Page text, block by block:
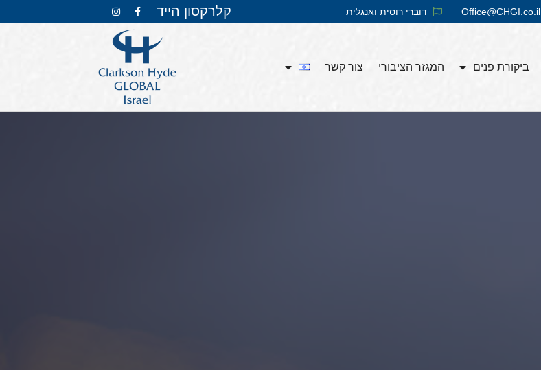
Office@CHGI.co.il דוברי רוסית ואנגלית​ קלרקסון הייד
ביקורת פנים המגזר הציבורי צור קשר